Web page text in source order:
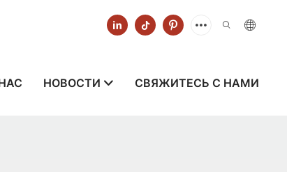
НОВОСТИ СВЯЖИТЕСЬ С НАМИ